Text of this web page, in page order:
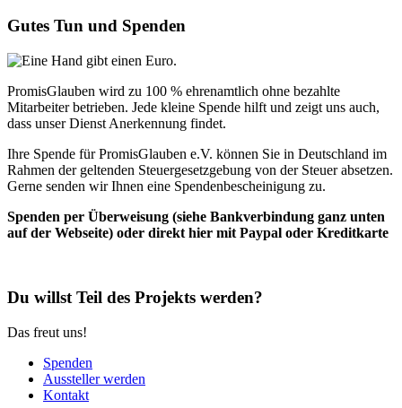
Gutes Tun und Spenden
PromisGlauben wird zu 100 % ehrenamtlich ohne bezahlte
Mitarbeiter betrieben. Jede kleine Spende hilft und zeigt uns auch,
dass unser Dienst Anerkennung findet.
Ihre Spende für PromisGlauben e.V. können Sie in Deutschland im
Rahmen der geltenden Steuergesetzgebung von der Steuer absetzen.
Gerne senden wir Ihnen eine Spendenbescheinigung zu.
Spenden per Überweisung (siehe Bankverbindung ganz unten
auf der Webseite) oder direkt hier mit Paypal oder Kreditkarte
Du willst Teil des Projekts werden?
Das freut uns!
Spenden
Aussteller werden
Kontakt